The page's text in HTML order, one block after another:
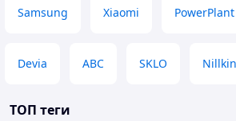
Samsung Xiaomi PowerPlant
Devia ABC SKLO Nillkin
ТОП теги